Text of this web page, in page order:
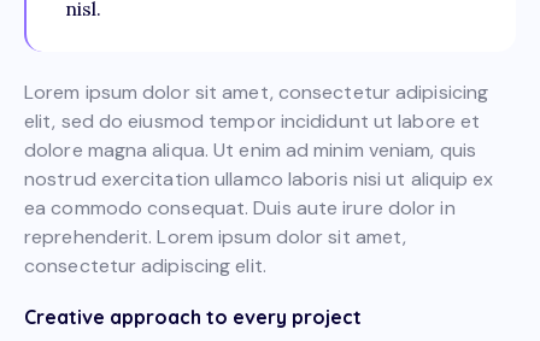
nisl.
Lorem ipsum dolor sit amet, consectetur adipisicing
elit, sed do eiusmod tempor incididunt ut labore et
dolore magna aliqua. Ut enim ad minim veniam, quis
nostrud exercitation ullamco laboris nisi ut aliquip ex
ea commodo consequat. Duis aute irure dolor in
reprehenderit. Lorem ipsum dolor sit amet,
consectetur adipiscing elit.
Creative approach to every project